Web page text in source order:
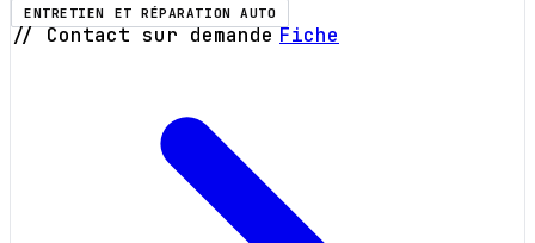
ENTRETIEN ET RÉPARATION AUTO
// Contact sur demande Fiche